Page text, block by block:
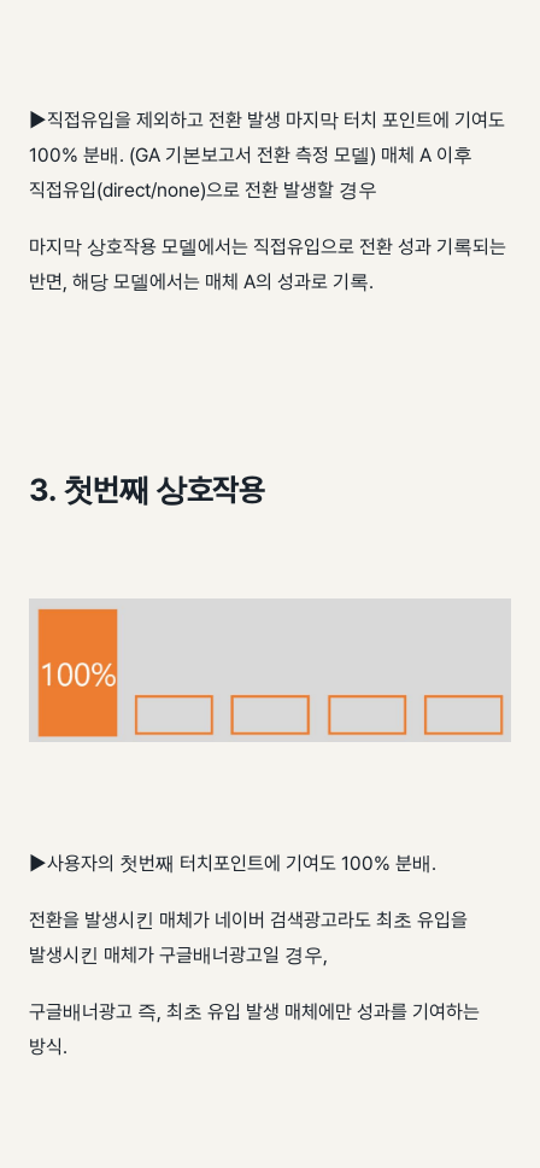
▶직접유입을 제외하고 전환 발생 마지막 터치 포인트에 기여도
100% 분배. (GA 기본보고서 전환 측정 모델) 매체 A 이후
직접유입(direct/none)으로 전환 발생할 경우
마지막 상호작용 모델에서는 직접유입으로 전환 성과 기록되는
반면, 해당 모델에서는 매체 A의 성과로 기록.
3. 첫번째 상호작용
▶사용자의 첫번째 터치포인트에 기여도 100% 분배.
전환을 발생시킨 매체가 네이버 검색광고라도 최초 유입을
발생시킨 매체가 구글배너광고일 경우,
구글배너광고 즉, 최초 유입 발생 매체에만 성과를 기여하는
방식.